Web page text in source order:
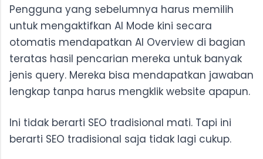
Pengguna yang sebelumnya harus memilih
untuk mengaktifkan AI Mode kini secara
otomatis mendapatkan AI Overview di bagian
teratas hasil pencarian mereka untuk banyak
jenis query. Mereka bisa mendapatkan jawaban
lengkap tanpa harus mengklik website apapun.
Ini tidak berarti SEO tradisional mati. Tapi ini
berarti SEO tradisional saja tidak lagi cukup.